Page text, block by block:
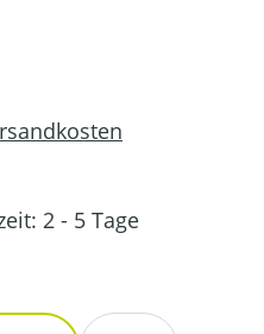
2 - 5 Tage